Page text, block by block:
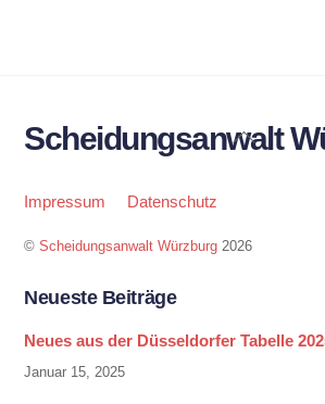
Back
Scheidungsanwalt
Impressum Datenschutz
©Scheidungsanwalt Würzburg 2026
Neueste Beiträge
Neues aus der Düsseldorfer Tabelle
Januar 15, 2025